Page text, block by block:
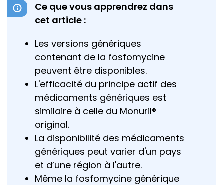
Ce que vous apprendrez dans
cet article :
Les versions génériques
contenant de la fosfomycine
peuvent être disponibles.
L'efficacité du principe actif des
médicaments génériques est
similaire à celle du Monuril®
original.
La disponibilité des médicaments
génériques peut varier d'un pays
et d’une région à l'autre.
Même la fosfomycine générique